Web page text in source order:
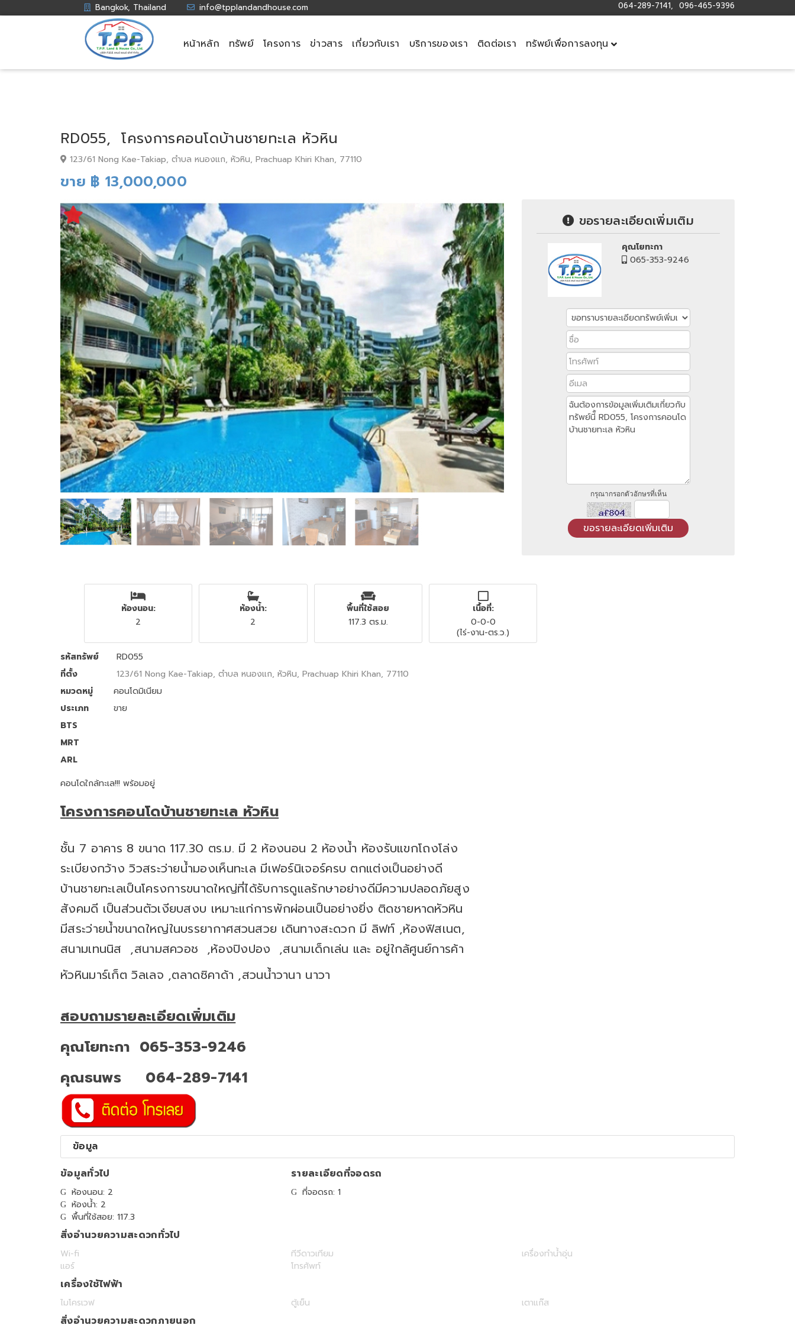
Bangkok, Thailand info@tpplandandhouse.com 064-289-7141, 096-465-9396
หน้าหลัก ทรัพย์ โครงการ ข่าวสาร เกี่ยวกับเรา บริการของเรา ติดต่อเรา ทรัพย์เพื่อการลงทุน
RD055, โครงการคอนโดบ้านชายทะเล หัวหิน
123/61 Nong Kae-Takiap, ตำบล หนองแก, หัวหิน, Prachuap Khiri Khan, 77110
ขาย ฿ 13,000,000
ขอรายละเอียดเพิ่มเติม
คุณโยทะกา
065-353-9246
กรุณากรอกตัวอักษรที่เห็น
ห้องนอน:
2
ห้องน้ำ:
2
พื้นที่ใช้สอย
117.3 ตร.ม.
เนื้อที่:
0-0-0
(ไร่-งาน-ตร.ว.)
รหัสทรัพย์
RD055
ที่ตั้ง
123/61 Nong Kae-Takiap, ตำบล หนองแก, หัวหิน, Prachuap Khiri Khan, 77110
หมวดหมู่
คอนโดมิเนียม
ประเภท
ขาย
BTS
MRT
ARL
คอนโดใกล้ทะเล!!! พร้อมอยู่
โครงการคอนโดบ้านชายทะเล หัวหิน
ชั้น 7 อาคาร 8 ขนาด 117.30 ตร.ม. มี 2 ห้องนอน 2 ห้องน้ำ ห้องรับแขกโถงโล่ง
ระเบียงกว้าง วิวสระว่ายน้ำมองเห็นทะเล มีเฟอร์นิเจอร์ครบ ตกแต่งเป็นอย่างดี
บ้านชายทะเลเป็นโครงการขนาดใหญ่ที่ได้รับการดูแลรักษาอย่างดีมีความปลอดภัยสูง
สังคมดี เป็นส่วนตัวเงียบสงบ เหมาะแก่การพักผ่อนเป็นอย่างยิ่ง ติดชายหาดหัวหิน
มีสระว่ายน้ำขนาดใหญ่ในบรรยากาศสวนสวย เดินทางสะดวก มี ลิฟท์ ,ห้องฟิสเนต,
สนามเทนนิส ,สนามสควอช ,ห้องปิงปอง ,สนามเด็กเล่น และ อยู่ใกล้ศูนย์การค้า
หัวหินมาร์เก็ต วิลเลจ ,ตลาดซิคาด้า ,สวนน้ำวานา นาวา
สอบถามรายละเอียดเพิ่มเติม
คุณโยทะกา 065-353-9246
คุณธนพร 064-289-7141
ข้อมูล
ข้อมูลทั่วไป
ห้องนอน: 2
ห้องน้ำ: 2
พื้นที่ใช้สอย: 117.3
รายละเอียดที่จอดรถ
ที่จอดรถ: 1
สิ่งอำนวยความสะดวกทั่วไป
Wi-fi ทีวีดาวเทียม
เครื่องทำน้ำอุ่น
แอร์
โทรศัพท์
เครื่องใช้ไฟฟ้า
ไมโครเวฟ ตู้เย็น เตาแก๊ส
สิ่งอำนวยความสะดวกภายนอก